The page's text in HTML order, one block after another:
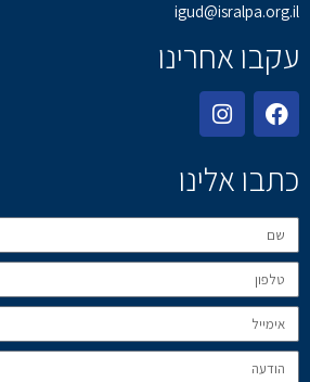
igud@isralpa.org.il
עקבו אחרינו
כתבו אלינו